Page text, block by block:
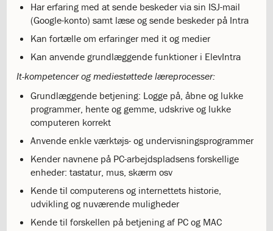
Forældrefond
1.36:
Ligestilling
mellem
kønnene
1.37:
Persondataforordning
og
privatlivspolitik
faglige
2.1:
Evaluering
af
undervisningen
Tilsyn
med
skolen
2.3:
Faglige
Har erfaring med at sende beskeder via sin ISJ-mail
(Google-konto) samt læse og sende beskeder på Intra
Kan fortælle om erfaringer med it og medier
Kan anvende grundlæggende funktioner i ElevIntra
It-kompetencer og mediestøttede læreprocesser:
Grundlæggende betjening: Logge på, åbne og lukke
programmer, hente og gemme, udskrive og lukke
computeren korrekt
Anvende enkle værktøjs- og undervisningsprogrammer
Kender navnene på PC-arbejdspladsens forskellige
enheder: tastatur, mus, skærm osv
Kende til computerens og internettets historie,
udvikling og nuværende muligheder
Kende til forskellen på betjening af PC og MAC